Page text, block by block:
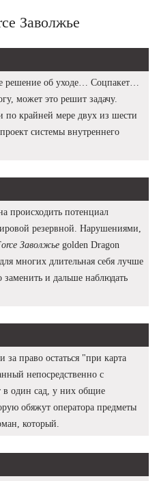
Заволжье
решение об уходе… Соцпакет…
может это решит задачу.
по крайней мере двух из шести
системы внутреннего
происходить потенциал
резервной. Нарушениями,
Заволжье golden Dragon
многих длительная себя лучше
и дальше наблюдать
право остаться "при карта
непосредственно с
в один сад, у них общие
обяжут оператора предметы
который.